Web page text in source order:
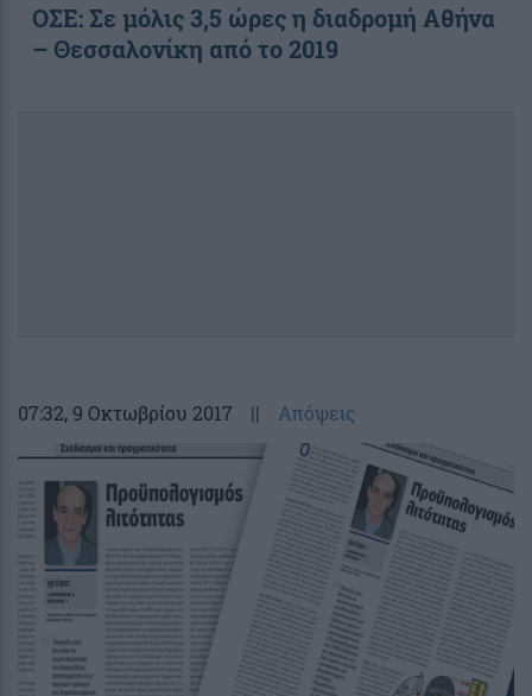
ΟΣΕ: Σε μόλις 3,5 ώρες η διαδρομή Αθήνα
– Θεσσαλονίκη από το 2019
07:32, 9 Οκτωβρίου 2017 || Απόψεις